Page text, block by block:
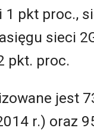
pkt proc.,
sieci
pkt. proc.
jest
r.) oraz